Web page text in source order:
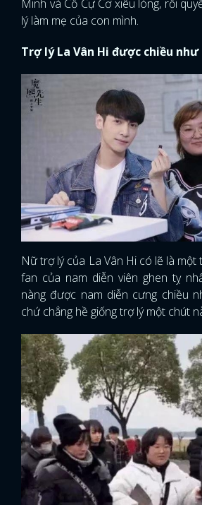
ĐĂNG
Minh và Cổ Cự Cơ xiêu lòng, rồi
lý làm mẹ của con mình.
Trợ lý La Vân Hi được chiều như
Nữ trợ lý của La Vân Hi có lẽ là một
fan của nam diễn viên ghen tỵ
nàng được nam diễn cưng chiều
chứ chẳng hề giống trợ lý một chút